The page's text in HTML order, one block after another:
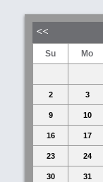
Su Mo
2 3
9 10
16 17
23 24
30 31